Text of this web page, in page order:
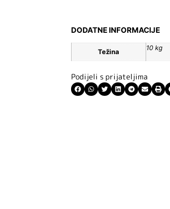
DODATNE INFORMACIJE
Težina 10 kg
Podijeli s prijateljima